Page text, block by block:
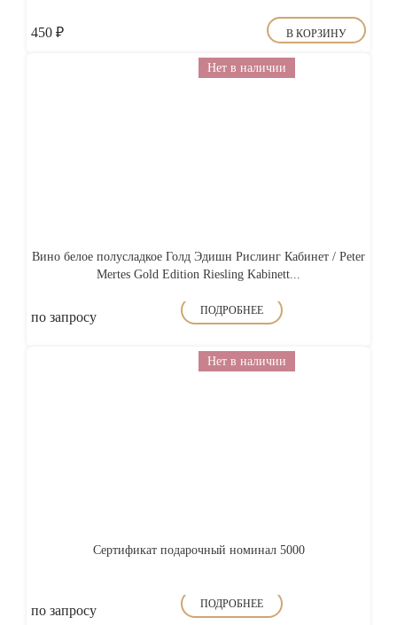
450 ₽ В КОРЗИНУ
Нет в наличии
Вино белое полусладкое Голд Эдишн Рислинг Кабинет / Peter
Mertes Gold Edition Riesling Kabinett...
по запросу ПОДРОБНЕЕ
Нет в наличии
Сертификат подарочный номинал 5000
по запросу ПОДРОБНЕЕ